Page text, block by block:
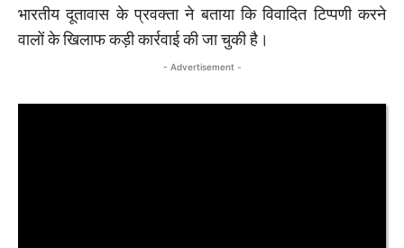
भारतीय दूतावास के प्रवक्ता ने बताया कि विवादित टिप्पणी करने
वालों के खिलाफ कड़ी कार्रवाई की जा चुकी है।
- Advertisement -